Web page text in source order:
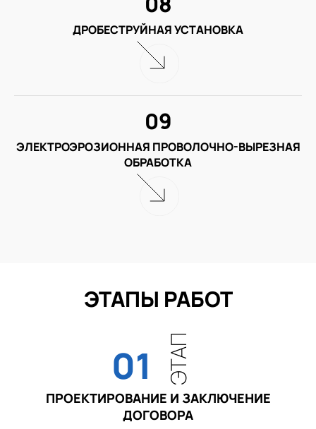
ДРОБЕСТРУЙНАЯ УСТАНОВКА
ЭЛЕКТРОЭРОЗИОННАЯ ПРОВОЛОЧНО-ВЫРЕЗНАЯ
ОБРАБОТКА
09
ЭТАПЫ РАБОТ
01 ЭТАП
ПРОЕКТИРОВАНИЕ И ЗАКЛЮЧЕНИЕ
ДОГОВОРА